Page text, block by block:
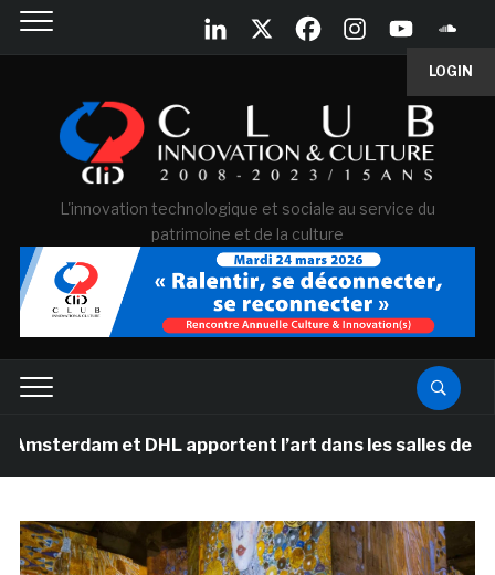
LOGIN
L'innovation technologique et sociale au service du
patrimoine et de la culture
et DHL apportent l’art dans les salles de classe